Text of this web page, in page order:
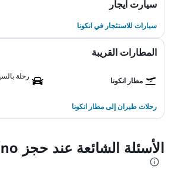
سيارت ايجار
سيارات للاستئجار في انكونا
المطارات القريبة
مطار انكونا
رحلة بالسيارة
رحلات طيران إلى مطار انكونا
الأسئلة الشائعة عند حجز Albergo Gino